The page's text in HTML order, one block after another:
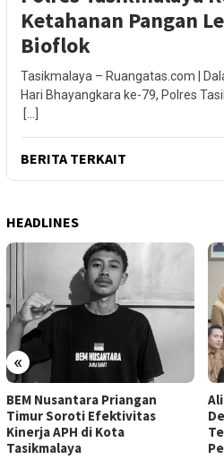
Ketahanan Pangan
Bioflok
Tasikmalaya – Ruangatas.com |
Hari Bhayangkara ke-79, Polres
[…]
BERITA TERKAIT
HEADLINES
«
BEM Nusantara Priangan
Timur Soroti Efektivitas
Kinerja APH di Kota
Tasikmalaya